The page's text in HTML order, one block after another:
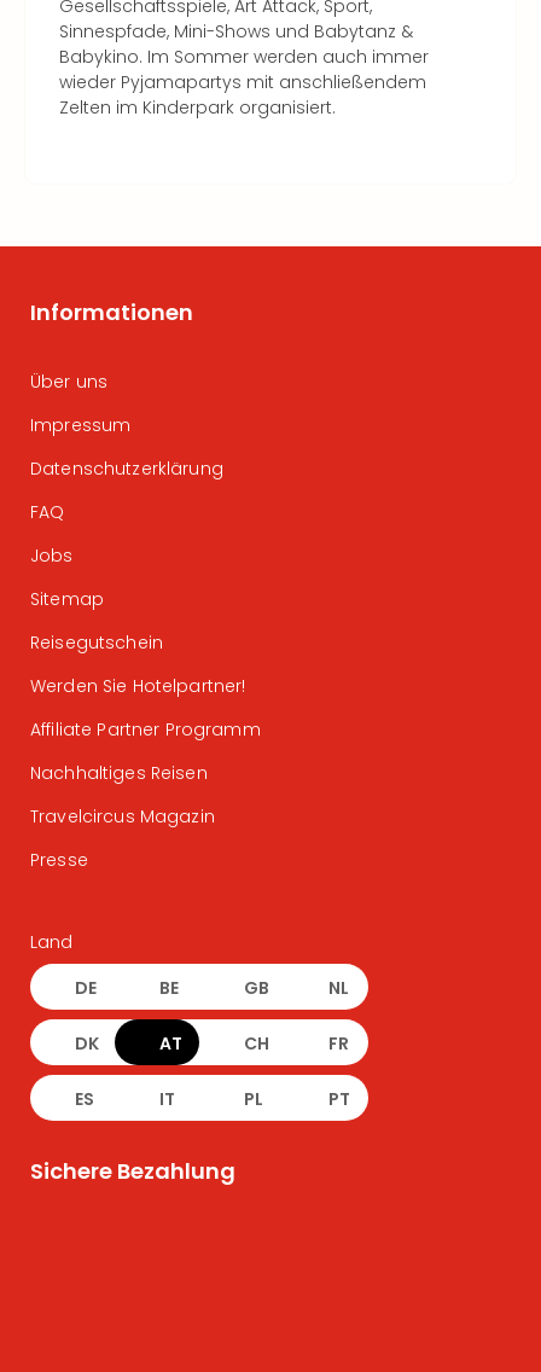
Gesellschaftsspiele, Art Attack, Sport,
Sinnespfade, Mini-Shows und Babytanz &
Babykino. Im Sommer werden auch immer
wieder Pyjamapartys mit anschließendem
Zelten im Kinderpark organisiert.
Informationen
Über uns
Impressum
Datenschutzerklärung
FAQ
Jobs
Sitemap
Reisegutschein
Werden Sie Hotelpartner!
Affiliate Partner Programm
Nachhaltiges Reisen
Travelcircus Magazin
Presse
Land
DE BE GB NL
DK AT CH FR
ES IT PL PT
Sichere Bezahlung